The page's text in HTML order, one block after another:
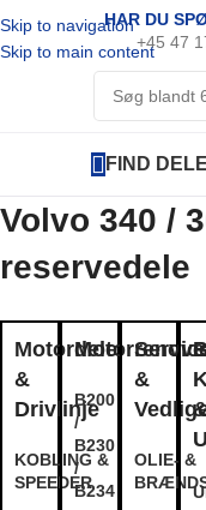
Skip to navigation
Skip to main content
HAR DU
+45 47
FIND
Volvo 340 /
reservedele
Motordele
&
Drivlinje
KOBLING &
SPEEDER
B200
/
B230
/
B234
&
OLIE- &